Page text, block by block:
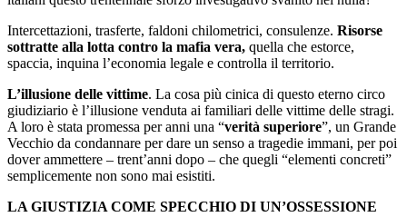
Intercettazioni, trasferte, faldoni chilometrici, consulenze. Risorse
sottratte alla lotta contro la mafia vera, quella che estorce,
spaccia, inquina l’economia legale e controlla il territorio.
L’illusione delle vittime. La cosa più cinica di questo eterno circo
giudiziario è l’illusione venduta ai familiari delle vittime delle stragi.
A loro è stata promessa per anni una “verità superiore”, un Grande
Vecchio da condannare per dare un senso a tragedie immani, per poi
dover ammettere – trent’anni dopo – che quegli “elementi concreti”
semplicemente non sono mai esistiti.
LA GIUSTIZIA COME SPECCHIO DI UN’OSSESSIONE